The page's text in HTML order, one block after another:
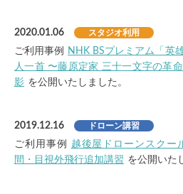
2020.01.06 スタジオ利用
ご利用事例
NHK BSプレミアム「英
人一首 〜藤原定家 三十一文字の革
影 を公開いたしました。
2019.12.16 ドローン講習
ご利用事例
越後屋ドローンスクー
間・目視外飛行追加講習 を公開いた